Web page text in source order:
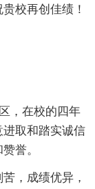
校再创佳绩！
，在校的四年
取和踏实诚信
誉。
，成绩优异，